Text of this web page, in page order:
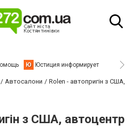
Ю Юстиция информирует
Автосалони
Rolen - автопригін з США,
з США, автоцентр